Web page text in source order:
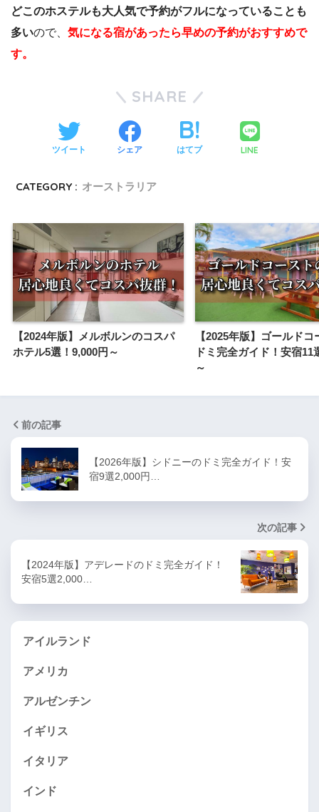
どこのホステルも大人気で予約がフルになっていることも
多いので、 気になる宿があったら早めの予約がおすすめで
す。
SHARE
ツイート シェア はてブ LINE
CATEGORY : オーストラリア
【2024年版】メルボルンのコスパ
ホテル5選！9,000円～
【2025年版】ゴールドコ
ドミ完全ガイド！安宿11
～
前の記事
【2026年版】シドニーのドミ完全ガイド！安
宿9選2,000円…
次の記事
【2024年版】アデレードのドミ完全ガイド！
安宿5選2,000…
アイルランド
アメリカ
アルゼンチン
イギリス
イタリア
インド